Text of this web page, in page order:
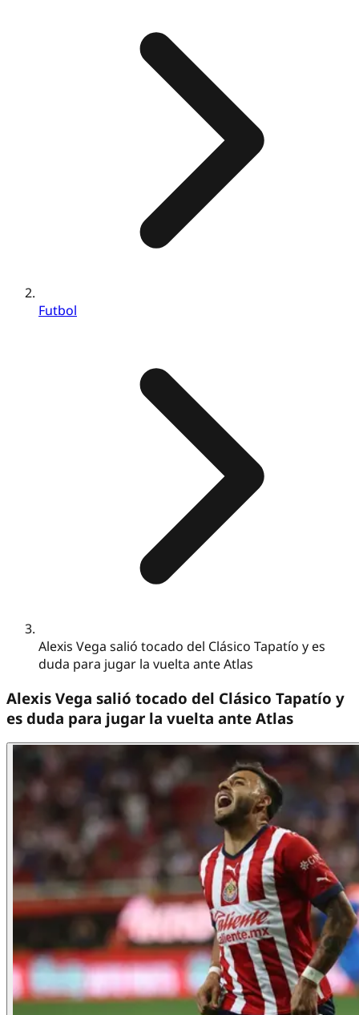
Futbol
Alexis Vega salió tocado del Clásico Tapatío y es
duda para jugar la vuelta ante Atlas
Alexis Vega salió tocado del Clásico Tapatío y
es duda para jugar la vuelta ante Atlas